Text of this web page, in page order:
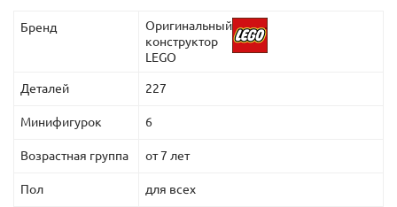
Бренд
Оригинальный
конструктор
LEGO
Деталей 227
Минифигурок 6
Возрастная группа от 7 лет
Пол для всех